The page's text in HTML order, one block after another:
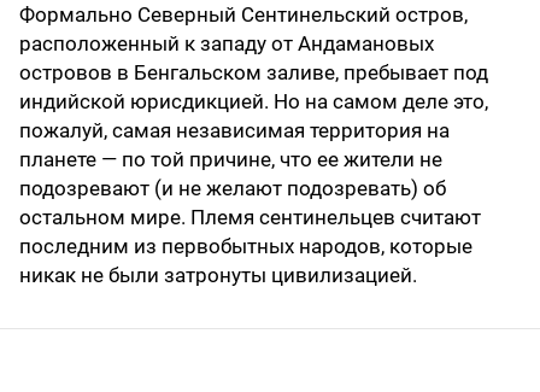
Формально Северный Сентинельский остров,
расположенный к западу от Андамановых
островов в Бенгальском заливе, пребывает под
индийской юрисдикцией. Но на самом деле это,
пожалуй, самая независимая территория на
планете — по той причине, что ее жители не
подозревают (и не желают подозревать) об
остальном мире. Племя сентинельцев считают
последним из первобытных народов, которые
никак не были затронуты цивилизацией.